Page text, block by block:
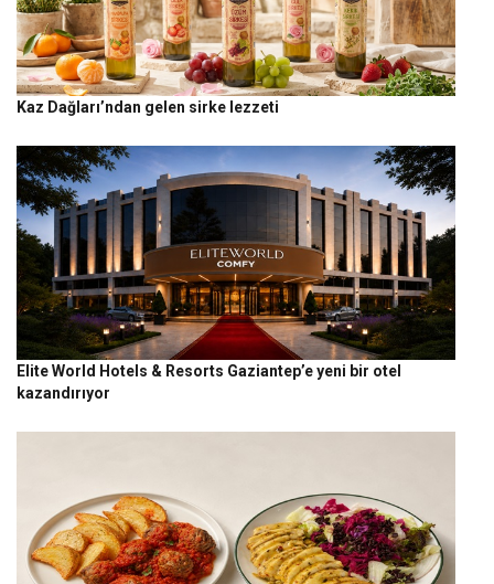
Kaz Dağları’ndan gelen sirke lezzeti
Elite World Hotels & Resorts Gaziantep’e yeni bir otel
kazandırıyor